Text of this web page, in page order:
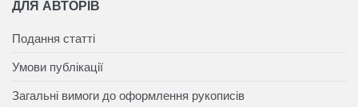
ДЛЯ АВТОРІВ
Подання статті
Умови публікації
Загальні вимоги до оформлення рукописів